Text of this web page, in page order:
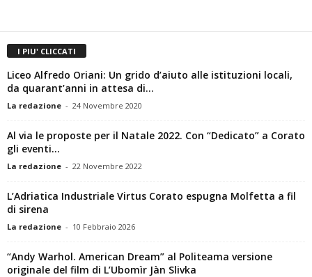
I PIU' CLICCATI
Liceo Alfredo Oriani: Un grido d’aiuto alle istituzioni locali,
da quarant’anni in attesa di...
La redazione - 24 Novembre 2020
Al via le proposte per il Natale 2022. Con “Dedicato” a Corato
gli eventi...
La redazione - 22 Novembre 2022
L’Adriatica Industriale Virtus Corato espugna Molfetta a fil
di sirena
La redazione - 10 Febbraio 2026
“Andy Warhol. American Dream” al Politeama versione
originale del film di L’Ubomìr Jàn Slivka